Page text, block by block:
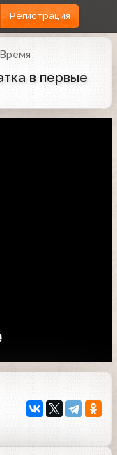
Регистрация
Время
в первые